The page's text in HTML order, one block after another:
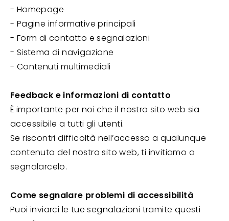
- Homepage
- Pagine informative principali
- Form di contatto e segnalazioni
- Sistema di navigazione
- Contenuti multimediali
Feedback e informazioni di contatto
È importante per noi che il nostro sito web sia
accessibile a tutti gli utenti.
Se riscontri difficoltà nell’accesso a qualunque
contenuto del nostro sito web, ti invitiamo a
segnalarcelo.
Come segnalare problemi di accessibilità
Puoi inviarci le tue segnalazioni tramite questi